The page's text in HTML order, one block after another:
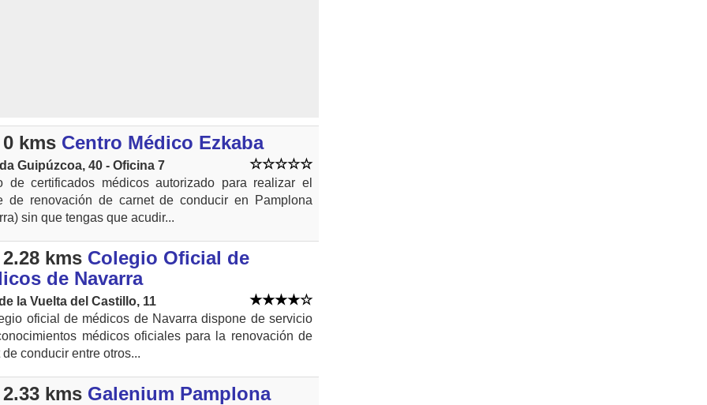
kms Centro Médico Ezkaba
Guipúzcoa, 40 - Oficina 7
de certificados médicos autorizado para realizar el
de renovación de carnet de conducir en Pamplona
sin que tengas que acudir...
kms Colegio Oficial de
de Navarra
la Vuelta del Castillo, 11
oficial de médicos de Navarra dispone de servicio
médicos oficiales para la renovación de
de conducir entre otros...
kms Galenium Pamplona